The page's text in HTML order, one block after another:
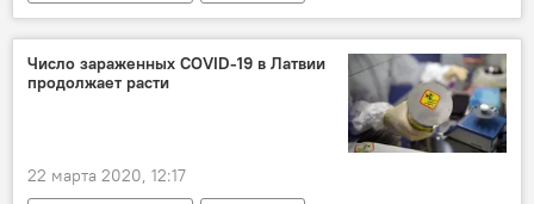
коронавирус
Число зараженных COVID-19 в Латвии
продолжает расти
22 марта 2020, 12:17